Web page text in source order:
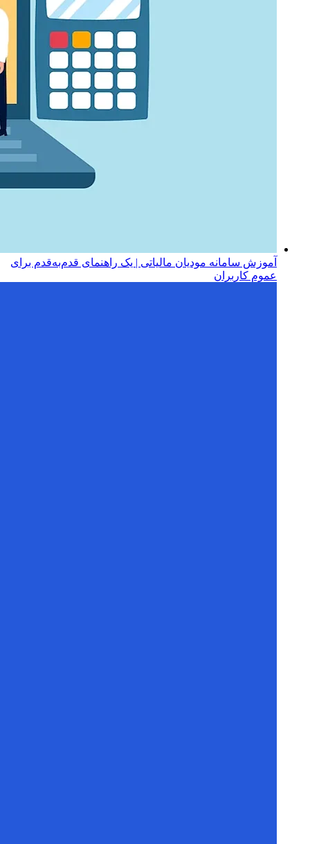
آموزش سامانه مودیان مالیاتی | یک راهنمای قدم‌به‌قدم برای
عموم کاربران